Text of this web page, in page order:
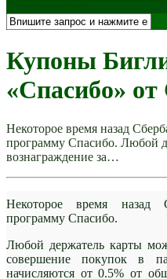
Купоны
«Спасибо»
Некоторое время назад
программу Спасибо. Любой
вознаграждение за…
Некоторое время назад
программу Спасибо.
Любой держатель карты
совершение покупок в
начисляются от 0.5% от